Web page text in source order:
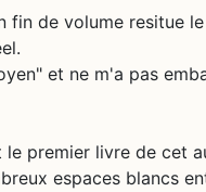
fin de volume resitue
et ne m'a pas
premier livre de cet
espaces blancs